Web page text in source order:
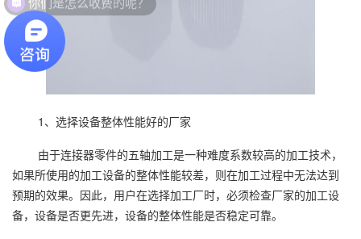
1、选择设备整体性能好的厂家
由于连接器零件的五轴加工是一种难度系数较高的加工技术，
如果所使用的加工设备的整体性能较差，则在加工过程中无法达到
预期的效果。因此，用户在选择加工厂时，必须检查厂家的加工设
备，设备是否更先进，设备的整体性能是否稳定可靠。